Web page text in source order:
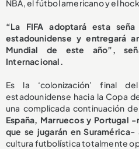
NBA, el fútbol americano y el
“La FIFA adoptará esta
estadounidense y entregará
Mundial de este año”,
Internacional.
Es la ‘colonización’ final
estadounidense hacia la Copa
una complicada continuación
España, Marruecos y Portugal
que se jugarán en Suramérica-
cultura futbolística totalmente